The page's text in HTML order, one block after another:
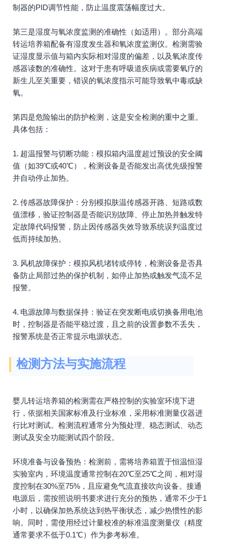
制器的PID调节性能，防止温度震荡幅度过大。
第三是湿度与氧浓度监测的准确性（如适用）。部分高端
转运培养箱配备有湿度发生器和氧浓度监测仪。检测需验
证湿度显示值与箱内实际相对湿度的偏差，以及氧浓度传
感器读数的准确性。这对于患有呼吸道疾病或需要氧疗的
新生儿至关重要，错误的氧浓度指示可能导致氧中毒或缺
氧。
第四是危险输出的防护检测，这是安全检测的重中之重。
具体包括：
1. 超温报警与切断功能：模拟箱内温度超过预设的安全阈
值（如39℃或40℃），检测设备是否能发出高优先级报警
并自动停止加热。
2. 传感器故障保护：分别模拟肤温传感器开路、短路或数
值漂移，验证控制器是否能识别故障、停止加热并触发特
定故障代码报警，防止因传感器失效导致系统误判温度过
低而持续加热。
3. 风机故障保护：模拟风机堵转或停转，检测设备是否具
备防止局部过热的保护机制，如停止加热或触发气流不足
报警。
4. 电源故障与数据保持：验证在突发断电或切换备用电池
时，控制器是否能平稳过渡，且之前的设置参数不丢失，
报警系统是否正常提示电源状态。
检测方法与实施流程
婴儿转运培养箱的检测需在严格控制的实验室环境下进
行，依据相关国家标准及行业标准，采用标准测量仪器进
行比对测试。检测流程通常分为预处理、稳态测试、动态
测试及安全功能测试四个阶段。
环境准备与设备预热：检测前，需将培养箱置于恒温恒湿
实验室内，环境温度通常控制在20℃至25℃之间，相对湿
度控制在30%至75%，且应避免气流直接吹向设备。接通
电源后，需按照说明书要求进行充分的预热，通常不少于1
小时，以确保加热系统达到热平衡状态，减少热惯性的影
响。同时，需使用经过计量校准的标准温度测量仪（精度
通常要求不低于0.1℃）作为参考标准。